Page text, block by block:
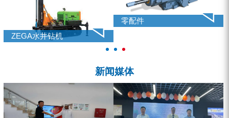
锚固钻机系列
FY水井钻车系列
水井专用螺杆空压机
雾炮机
ZEGA水井钻机
零配件
新闻媒体